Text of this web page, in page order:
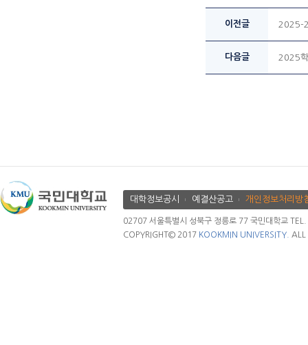
이전글 2025-2
다음글 2025학
대학정보공시 예결산공고 개인정보처리방
02707 서울특별시 성북구 정릉로 77 국민대학교
COPYRIGHT© 2017 KOOKMIN UNIVERSITY. ALL